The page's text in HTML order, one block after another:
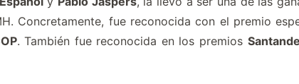
Concretamente, fue reconocida con el premio
. También fue reconocida en los premios